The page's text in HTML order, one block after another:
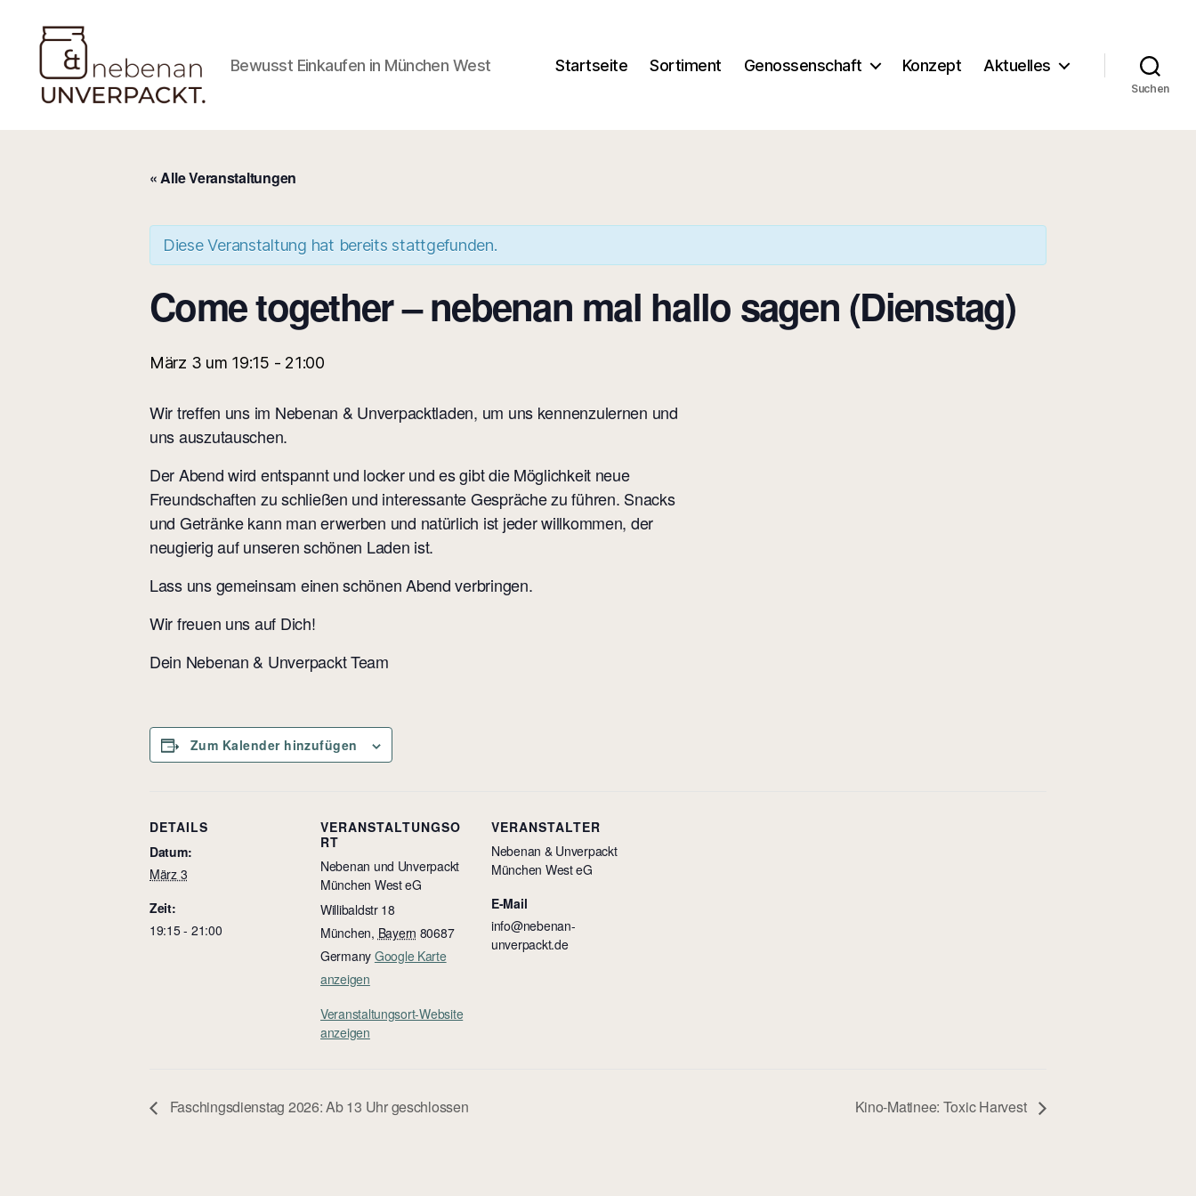
&
Bewusst Einkaufen in München West Startseite Sortiment Genossenschaft Konzept Aktuelles
Suchen
« Alle Veranstaltungen
Diese Veranstaltung hat bereits stattgefunden.
Come together – nebenan mal hallo sagen (Dienstag)
März 3 um 19:15 - 21:00
Wir treffen uns im Nebenan & Unverpacktladen, um uns kennenzulernen und
uns auszutauschen.
Der Abend wird entspannt und locker und es gibt die Möglichkeit neue
Freundschaften zu schließen und interessante Gespräche zu führen. Snacks
und Getränke kann man erwerben und natürlich ist jeder willkommen, der
neugierig auf unseren schönen Laden ist.
Lass uns gemeinsam einen schönen Abend verbringen.
Wir freuen uns auf Dich!
Dein Nebenan & Unverpackt Team
Zum Kalender hinzufügen
DETAILS
Datum:
März 3
Zeit:
19:15 - 21:00
VERANSTALTUNGSO
RT
Nebenan und Unverpackt
München West eG
Willibaldstr 18
München, Bayern 80687
Germany Google Karte
anzeigen
Veranstaltungsort-Website
anzeigen
VERANSTALTER
Nebenan & Unverpackt
München West eG
E-Mail
info@nebenan-
unverpackt.de
Faschingsdienstag 2026: Ab 13 Uhr geschlossen Kino-Matinee: Toxic Harvest